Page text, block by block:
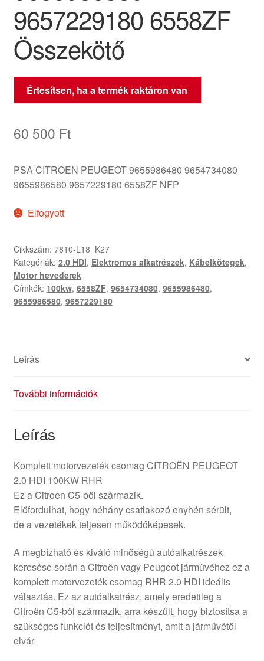
9657229180 6558ZF
Összekötő
Értesítsen, ha a termék raktáron van
60 500 Ft
PSA CITROEN PEUGEOT 9655986480 9654734080
9655986580 9657229180 6558ZF NFP
Elfogyott
Cikkszám: 7810-L18_K27
Kategóriák: 2.0 HDI, Elektromos alkatrészek, Kábelkötegek,
Motor hevederek
Címkék: 100kw, 6558ZF, 9654734080, 9655986480,
9655986580, 9657229180
Leírás
További információk
Leírás
Komplett motorvezeték csomag CITROËN PEUGEOT
2.0 HDI 100KW RHR
Ez a Citroen C5-ből származik.
Előfordulhat, hogy néhány csatlakozó enyhén sérült,
de a vezetékek teljesen működőképesek.
A megbízható és kiváló minőségű autóalkatrészek
keresése során a Citroën vagy Peugeot járművéhez ez a
komplett motorvezeték-csomag RHR 2.0 HDI ideális
választás. Ez az autóalkatrész, amely eredetileg a
Citroën C5-ből származik, arra készült, hogy biztosítsa a
szükséges funkciót és teljesítményt, amit a járművétől
elvár.